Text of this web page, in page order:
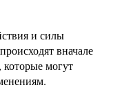
и силы
вначале
могут